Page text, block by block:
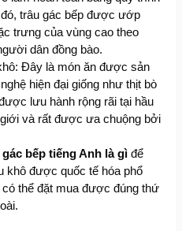
trâu gác bếp được ướp
trưng của vùng cao theo
dân đồng bào.
Đây là món ăn được sản
hiện đại giống như thịt bò
lưu hành rộng rãi tại hầu
và rất được ưa chuộng bởi
bếp tiếng Anh là gì để
khô được quốc tế hóa phổ
thể đặt mua được đúng thứ